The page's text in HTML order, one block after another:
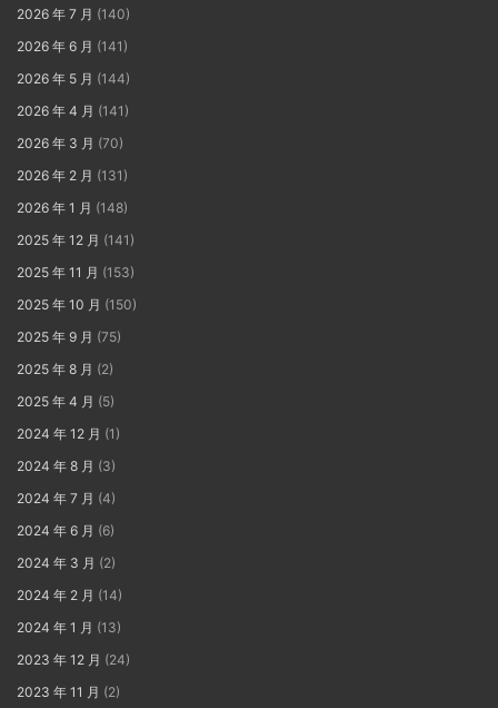
2026 年 7 月 (140)
2026 年 6 月 (141)
2026 年 5 月 (144)
2026 年 4 月 (141)
2026 年 3 月 (70)
2026 年 2 月 (131)
2026 年 1 月 (148)
2025 年 12 月 (141)
2025 年 11 月 (153)
2025 年 10 月 (150)
2025 年 9 月 (75)
2025 年 8 月 (2)
2025 年 4 月 (5)
2024 年 12 月 (1)
2024 年 8 月 (3)
2024 年 7 月 (4)
2024 年 6 月 (6)
2024 年 3 月 (2)
2024 年 2 月 (14)
2024 年 1 月 (13)
2023 年 12 月 (24)
2023 年 11 月 (2)